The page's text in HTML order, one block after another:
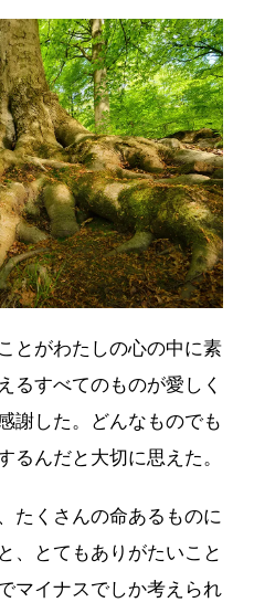
とがわたしの心の中に素
るすべてのものが愛しく
謝した。どんなものでも
るんだと大切に思えた。
たくさんの命あるものに
、とてもありがたいこと
マイナスでしか考えられ